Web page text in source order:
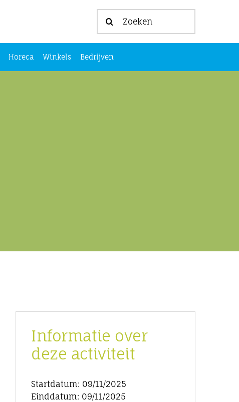
naar:
Horeca Winkels Bedrijven
Informatie over
deze activiteit
Startdatum: 09/11/2025
Einddatum: 09/11/2025